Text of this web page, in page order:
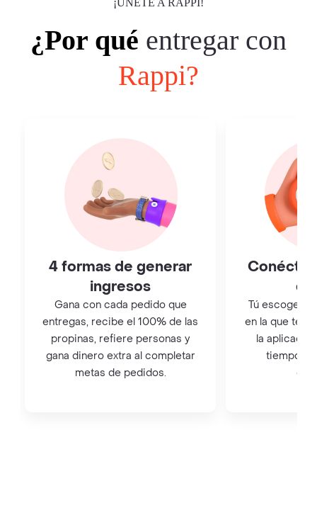
¡ÚNETE A RAPPI!
¿Por qué entregar con
Rappi?
4 formas de generar
ingresos
Gana con cada pedido que
entregas, recibe el 100% de las
propinas, refiere personas y
gana dinero extra al completar
metas de pedidos.
Tú escoges
en la que te
la
tiempo